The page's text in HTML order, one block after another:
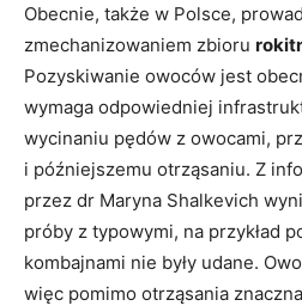
Obecnie, także w Polsce,
zmechanizowaniem zbioru
Pozyskiwanie owoców jest
wymaga odpowiedniej
wycinaniu pędów z owocami,
i późniejszemu otrząsaniu. Z
przez dr Maryna Shalkevich
próby z typowymi, na przykład
kombajnami nie były udane.
więc pomimo otrząsania